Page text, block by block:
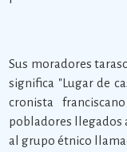
Sus moradores
significa "Lugar de
cronista
pobladores llegados
al grupo étnico